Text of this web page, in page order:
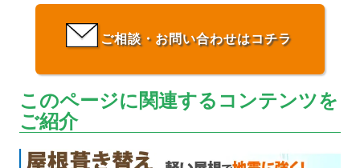
ご相談・お問い合わせはコチラ
このページに関連するコンテンツを
ご紹介